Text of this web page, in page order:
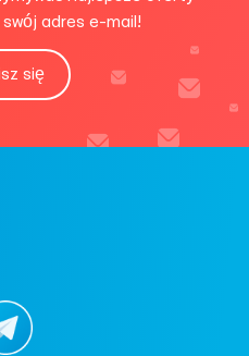
adres e-mail!
się